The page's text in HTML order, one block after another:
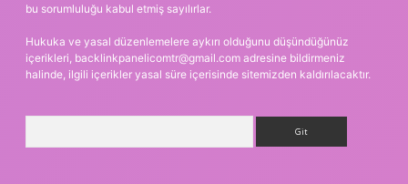
bu sorumluluğu kabul etmiş sayılırlar.
Hukuka ve yasal düzenlemelere aykırı olduğunu düşündüğünüz
içerikleri, backlinkpanelicomtr@gmail.com adresine bildirmeniz
halinde, ilgili içerikler yasal süre içerisinde sitemizden kaldırılacaktır.